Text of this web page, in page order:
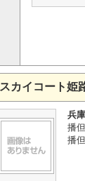
スカイコート姫
兵
播
播